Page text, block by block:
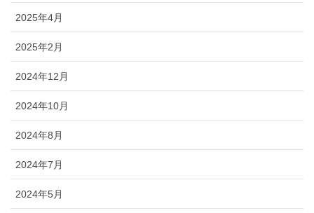
2025年4月
2025年2月
2024年12月
2024年10月
2024年8月
2024年7月
2024年5月